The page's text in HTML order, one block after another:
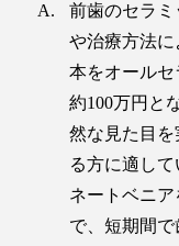
前歯のセラ
や治療方法
本をオール
約100万円と
然な見た目
る方に適し
ネートベニア
で、短期間